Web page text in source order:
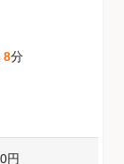
8分
円